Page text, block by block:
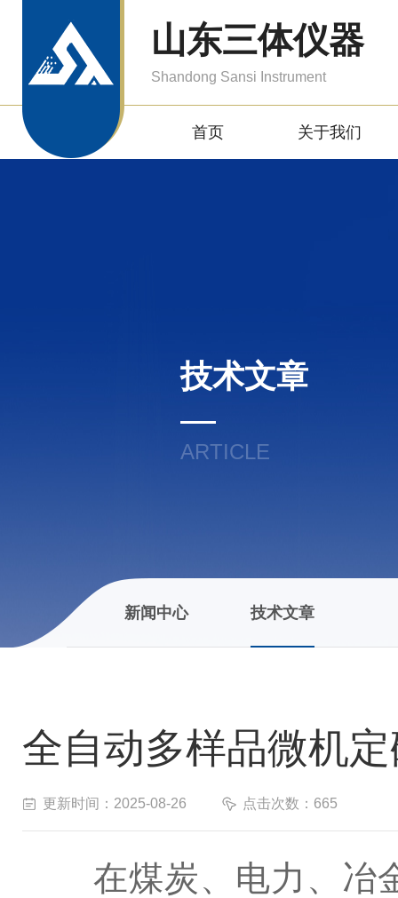
山东三体仪器
Shandong Sansi Instrument
首页 关于我们
技术文章
ARTICLE
新闻中心 技术文章
全自动多样品微机
更新时间：2025-08-26 点击次数：665
在煤炭、电力、冶金